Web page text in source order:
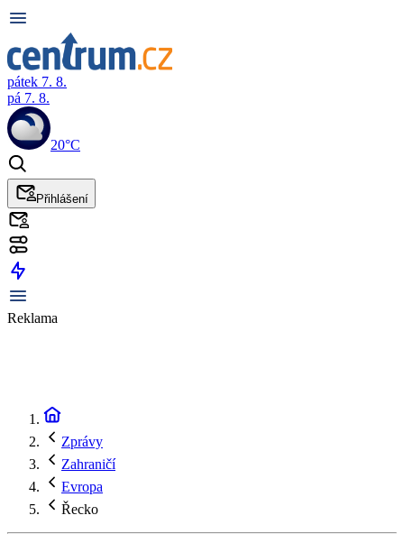
pátek 7. 8.
pá 7. 8.
20°C
Přihlášení
Reklama
Zprávy
Zahraničí
Evropa
Řecko